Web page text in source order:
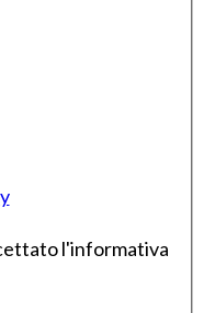
l'informativa